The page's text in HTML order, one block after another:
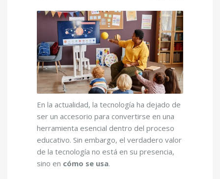
En la actualidad, la tecnología ha dejado de
ser un accesorio para convertirse en una
herramienta esencial dentro del proceso
educativo. Sin embargo, el verdadero valor
de la tecnología no está en su presencia,
sino en cómo se usa.